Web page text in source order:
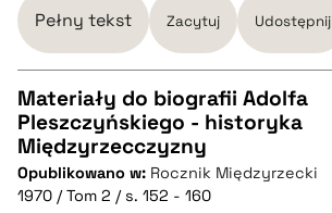
BIBTEX
pobierz cytat
Pełny tekst Zacytuj Udostępnij
CZYSTY TEKST
pobierz cytat
Materiały do biografii Adolfa
Pleszczyńskiego - historyka
Międzyrzecczyzny
Opublikowano w: Rocznik Międzyrzecki
1970 / Tom 2 / s. 152 - 160